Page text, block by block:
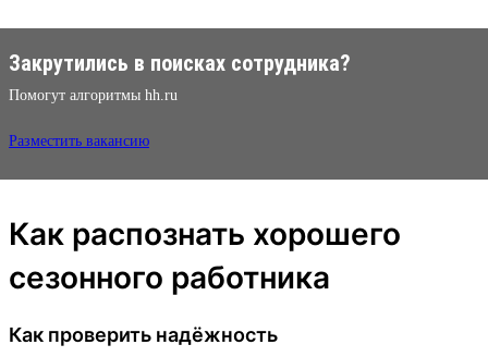
Закрутились в поисках сотрудника?
Помогут алгоритмы hh.ru
Разместить вакансию
Как распознать хорошего
сезонного работника
Как проверить надёжность